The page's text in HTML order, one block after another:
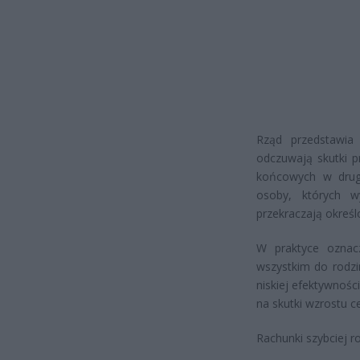
Rząd
odczuwają skutki
końcowych w
osoby, których
przekraczają
W praktyce
wszystkim do
niskiej
na skutki wzrostu
Rachunki szybciej